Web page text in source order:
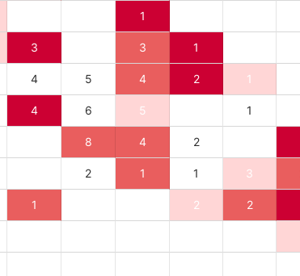
1
3 3 1
4 5 4 2 1
4 6 5 1
8 4 2
2 1 1 3
1 2 2